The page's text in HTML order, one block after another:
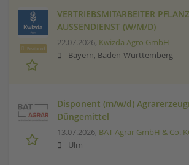
Featured
VERTRIEBSMITARBEITER
AUSSENDIENST (W/M/D)
22.07.2026, Kwizda Agro GmbH
Bayern, Baden-Württemberg
Disponent (m/w/d)
Düngemittel
13.07.2026, BAT Agrar GmbH & Co.
Ulm